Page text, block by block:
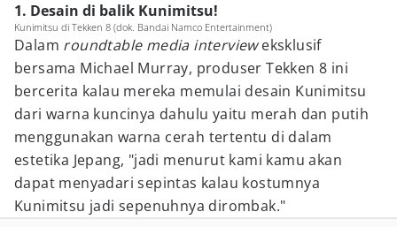
1. Desain di balik Kunimitsu!
Kunimitsu di Tekken 8 (dok. Bandai Namco Entertainment)
Dalam roundtable media intervieweksklusif
bersama Michael Murray, produser Tekken 8 ini
bercerita kalau mereka memulai desain Kunimitsu
dari warna kuncinya dahulu yaitu merah dan putih
menggunakan warna cerah tertentu di dalam
estetika Jepang, "jadi menurut kami kamu akan
dapat menyadari sepintas kalau kostumnya
Kunimitsu jadi sepenuhnya dirombak."